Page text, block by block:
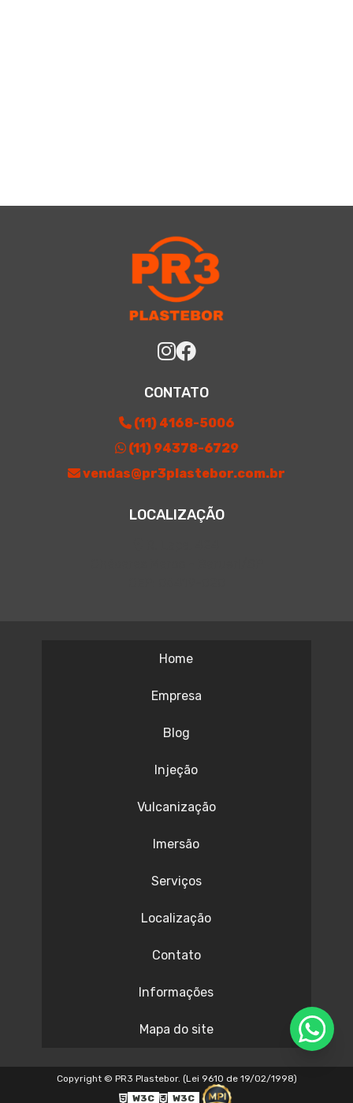
CONTATO
(11) 4168-5006
(11) 94378-6729
vendas@pr3plastebor.com.br
LOCALIZAÇÃO
Home
Empresa
Blog
Injeção
Vulcanização
Imersão
Serviços
Localização
Contato
Informações
Mapa do site
Copyright © PR3 Plastebor. (Lei 9610 de 19/02/1998)
W3C
W3C